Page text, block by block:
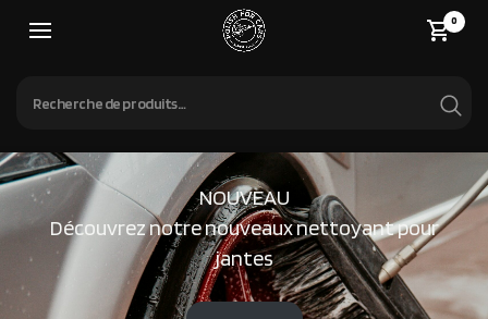
0
NOUVEAU
Découvrez notre nouveaux nettoyant pour
jantes